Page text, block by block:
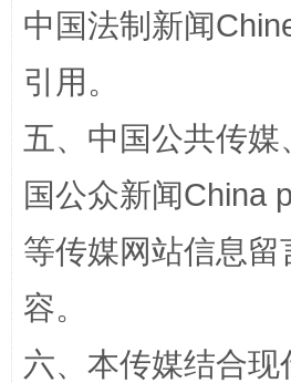
镜头丨大暑三秋近
中国法制新闻
引用。
五、中国公共传
国公众新闻China
等传媒网站信息
容。
六、本传媒结合